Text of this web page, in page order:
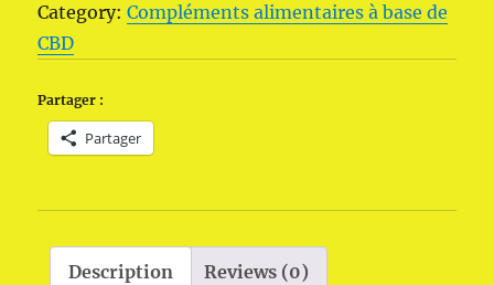
CBD
Relax
(25
sachets)
Category:Compléments alimentaires à base de
CBD
Partager :
Partager
Description Reviews (0)